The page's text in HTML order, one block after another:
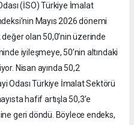
(İSO) Türkiye İmalat
Mayıs 2026 dönemi
değer olan 50,0’nin üzerinde
iyileşmeye, 50’nin altındaki
Nisan ayında 50,2
Odası Türkiye İmalat Sektörü
hafif artışla 50,3’e
geri döndü. Böylece endeks,